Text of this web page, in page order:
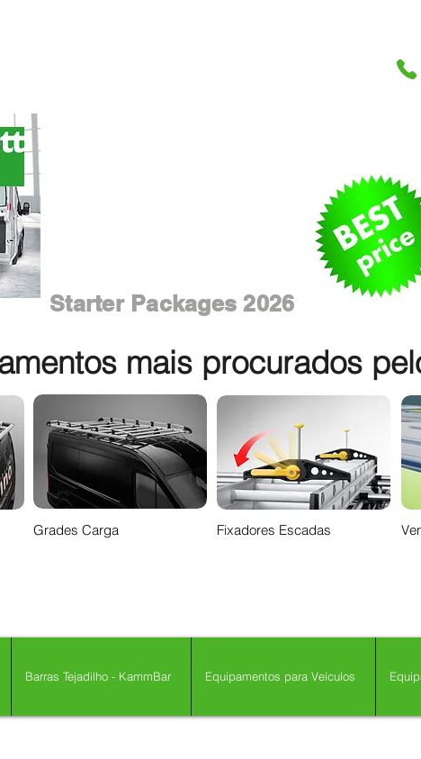
Starter Packages 2026
mais procurados
Grades Carga Fixadores Escadas
Barras Tejadilho - KammBar Equipamentos para Veículos